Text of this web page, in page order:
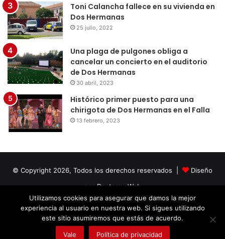
Toni Calancha fallece en su vivienda en
Dos Hermanas
25 julio, 2022
Una plaga de pulgones obliga a
cancelar un concierto en el auditorio
de Dos Hermanas
30 abril, 2023
Histórico primer puesto para una
chirigota de Dos Hermanas en el Falla
13 febrero, 2023
© Copyright 2026, Todos los derechos reservados |
Diseño
por Doctores Web
Facebook
TwitterLinkedInYouTubeInstagram
Utilizamos cookies para asegurar que damos la mejor
experiencia al usuario en nuestra web. Si sigues utilizando
este sitio asumiremos que estás de acuerdo.
Vale Política de privacidad